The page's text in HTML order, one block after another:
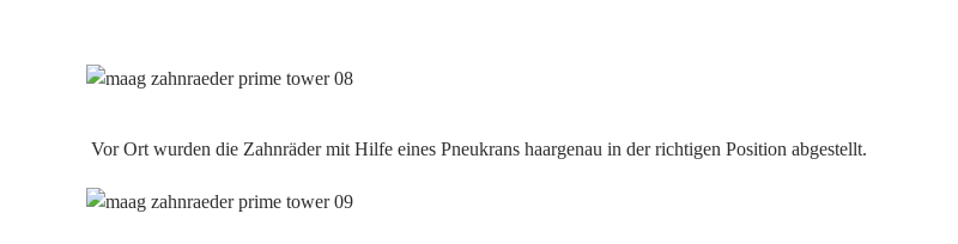
Vor Ort wurden die Zahnräder mit Hilfe eines Pneukrans haargenau in der richtigen Position abgestellt.